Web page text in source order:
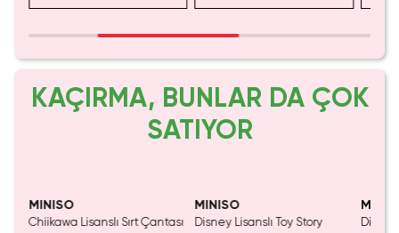
KAÇIRMA, BUNLAR DA ÇOK
SATIYOR
MINISO
Chiikawa Lisanslı Sırt Çantası
MINISO
Disney Lisanslı Toy Story
Disney